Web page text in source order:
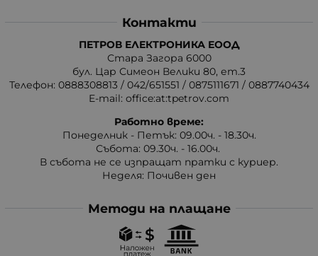
Контакти
ПЕТРОВ ЕЛЕКТРОНИКА ЕООД
Стара Загора 6000
бул. Цар Симеон Велики 80, ет.3
Телефон: 0888308813 / 042/651551 / 0875111671 / 0887740434
E-mail: office:at:tpetrov.com
Работно време:
Понеделник - Петък: 09.00ч. - 18.30ч.
Събота: 09.30ч. - 16.00ч.
В събота не се изпращат пратки с куриер.
Неделя: Почивен ден
Методи на плащане